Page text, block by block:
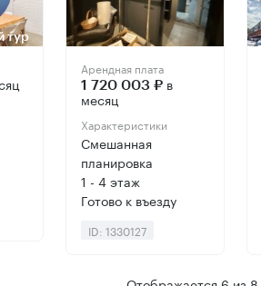
тур
Арендная плата
1 720 003 ₽ в
месяц
Характеристики
Смешанная
планировка
1 - 4 этаж
Готово к въезду
ID: 1330127